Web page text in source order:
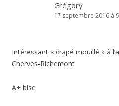
Grégory
17 septembre 2016 à
Intéressant « drapé mouillé » à
Cherves-Richemont
A+ bise